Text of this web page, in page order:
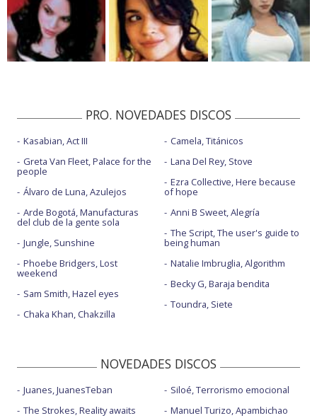
PRO. NOVEDADES DISCOS
Kasabian, Act III
Greta Van Fleet, Palace for the
people
Álvaro de Luna, Azulejos
Arde Bogotá, Manufacturas
del club de la gente sola
Jungle, Sunshine
Phoebe Bridgers, Lost
weekend
Sam Smith, Hazel eyes
Chaka Khan, Chakzilla
Camela, Titánicos
Lana Del Rey, Stove
Ezra Collective, Here because
of hope
Anni B Sweet, Alegría
The Script, The user's guide to
being human
Natalie Imbruglia, Algorithm
Becky G, Baraja bendita
Toundra, Siete
NOVEDADES DISCOS
Juanes, JuanesTeban
The Strokes, Reality awaits
Siloé, Terrorismo emocional
Manuel Turizo, Apambichao